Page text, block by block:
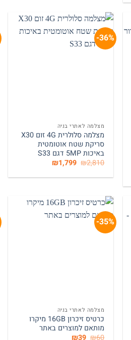
36%-
מצלמה לאתרי בניה
מצלמה סלולרית 4G זום X30
סריקת שטח אוטומטית
באיכות 5MP דגם S33
₪2,810 המחיר
המקורי
היה:
₪1,799
הוא:
35%-
מצלמה לאתרי בניה
כרטיס זיכרון 16GB מיקרו
מותאם למוצרים באתר
₪60 המחיר
₪39